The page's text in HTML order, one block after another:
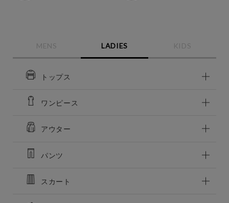
MENS LADIES KIDS
トップス
ワンピース
アウター
パンツ
スカート